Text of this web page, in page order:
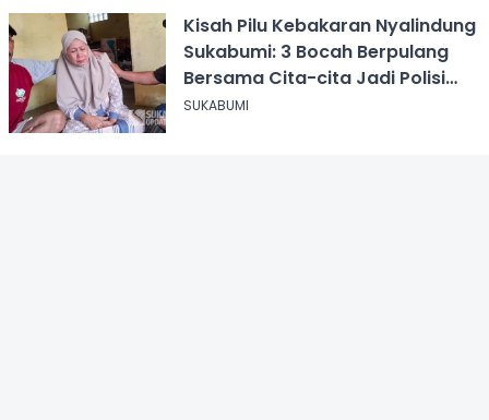
Kisah Pilu Kebakaran Nyalindung
Sukabumi: 3 Bocah Berpulang
Bersama Cita-cita Jadi Polisi
dan Guru
SUKABUMI